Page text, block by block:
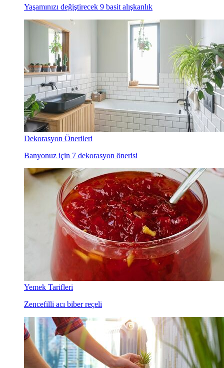
Yaşamınızı değiştirecek 9 basit alışkanlık
Dekorasyon Önerileri
Banyonuz için 7 dekorasyon önerisi
Yemek Tarifleri
Zencefilli acı biber reçeli